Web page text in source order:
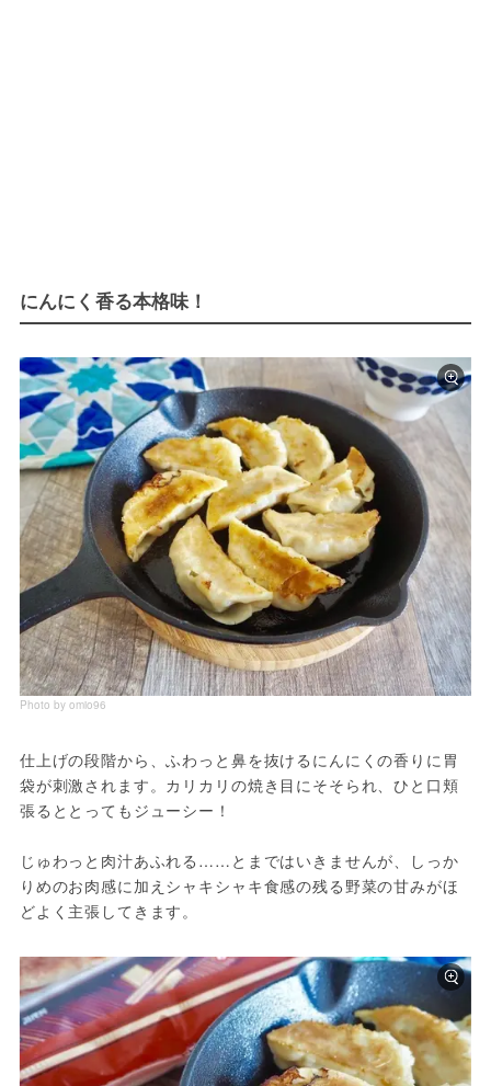
にんにく香る本格味！
Photo by omio96
仕上げの段階から、ふわっと鼻を抜けるにんにくの香りに胃
袋が刺激されます。カリカリの焼き目にそそられ、ひと口頬
張るととってもジューシー！
じゅわっと肉汁あふれる……とまではいきませんが、しっか
りめのお肉感に加えシャキシャキ食感の残る野菜の甘みがほ
どよく主張してきます。